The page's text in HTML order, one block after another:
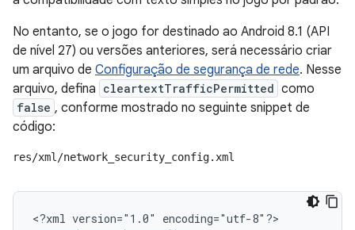
No entanto, se o jogo for destinado ao Android 8.1 (API
de nível 27) ou versões anteriores, será necessário criar
um arquivo de Configuração de segurança de rede. Nesse
arquivo, defina cleartextTrafficPermitted como
false , conforme mostrado no seguinte snippet de
código:
res/xml/network_security_config.xml
<?xml version="1.0"
encoding="utf-8"?>